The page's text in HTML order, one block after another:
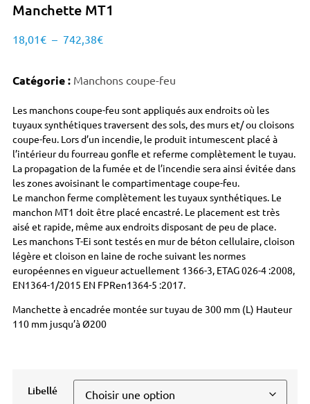
Manchette MT1
18,01€ – 742,38€
Catégorie : Manchons coupe-feu
Les manchons coupe-feu sont appliqués aux endroits où les
tuyaux synthétiques traversent des sols, des murs et/ ou cloisons
coupe-feu. Lors d’un incendie, le produit intumescent placé à
l’intérieur du fourreau gonfle et referme complètement le tuyau.
La propagation de la fumée et de l’incendie sera ainsi évitée dans
les zones avoisinant le compartimentage coupe-feu.
Le manchon ferme complètement les tuyaux synthétiques. Le
manchon MT1 doit être placé encastré. Le placement est très
aisé et rapide, même aux endroits disposant de peu de place.
Les manchons T-Ei sont testés en mur de béton cellulaire, cloison
légère et cloison en laine de roche suivant les normes
européennes en vigueur actuellement 1366-3, ETAG 026-4 :2008,
EN1364-1/2015 EN FPRen1364-5 :2017.
Manchette à encadrée montée sur tuyau de 300 mm (L) Hauteur
110 mm jusqu’à Ø200
Libellé